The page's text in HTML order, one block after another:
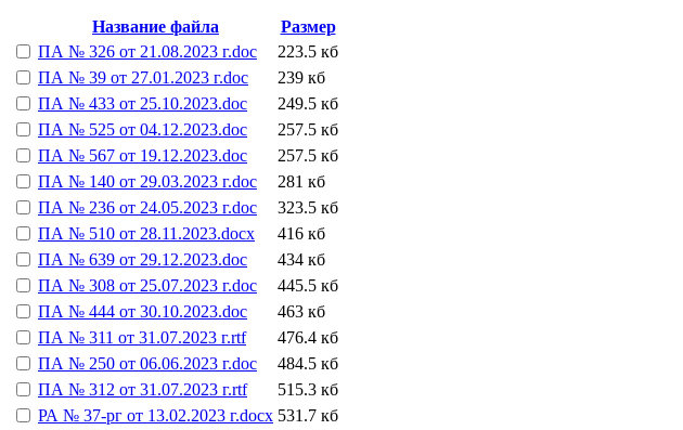
Название файла
Размер
ПА № 326 от 21.08.2023 г.doc
223.5 кб
ПА № 39 от 27.01.2023 г.doc
239 кб
ПА № 433 от 25.10.2023.doc
249.5 кб
ПА № 525 от 04.12.2023.doc
257.5 кб
ПА № 567 от 19.12.2023.doc
257.5 кб
ПА № 140 от 29.03.2023 г.doc
281 кб
ПА № 236 от 24.05.2023 г.doc
323.5 кб
ПА № 510 от 28.11.2023.docx
416 кб
ПА № 639 от 29.12.2023.doc
434 кб
ПА № 308 от 25.07.2023 г.doc
445.5 кб
ПА № 444 от 30.10.2023.doc
463 кб
ПА № 311 от 31.07.2023 г.rtf
476.4 кб
ПА № 250 от 06.06.2023 г.doc
484.5 кб
ПА № 312 от 31.07.2023 г.rtf
515.3 кб
РА № 37-рг от 13.02.2023 г.docx 531.7 кб